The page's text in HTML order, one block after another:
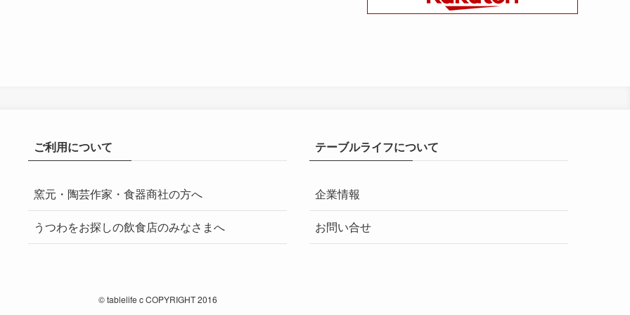
ご利用について
窯元・陶芸作家・食器商社の方へ
うつわをお探しの飲食店のみなさまへ
テーブルライフについて
企業情報
お問い合せ
©tablelife c COPYRIGHT 2016